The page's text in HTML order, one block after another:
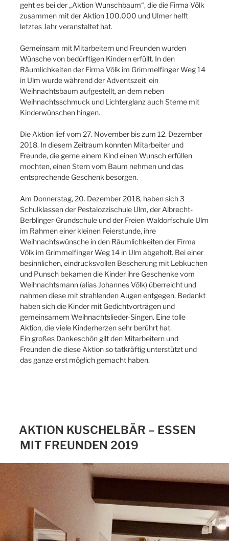
geht es bei der „Aktion Wunschbaum“, die die Firma Völk
zusammen mit der Aktion 100.000 und Ulmer helft
letztes Jahr veranstaltet hat.
Gemeinsam mit Mitarbeitern und Freunden wurden
Wünsche von bedürftigen Kindern erfüllt. In den
Räumlichkeiten der Firma Völk im Grimmelfinger Weg 14
in Ulm wurde während der Adventszeit ein
Weihnachtsbaum aufgestellt, an dem neben
Weihnachtsschmuck und Lichterglanz auch Sterne mit
Kinderwünschen hingen.
Die Aktion lief vom 27. November bis zum 12. Dezember
2018. In diesem Zeitraum konnten Mitarbeiter und
Freunde, die gerne einem Kind einen Wunsch erfüllen
mochten, einen Stern vom Baum nehmen und das
entsprechende Geschenk besorgen.
Am Donnerstag, 20. Dezember 2018, haben sich 3
Schulklassen der Pestalozzischule Ulm, der Albrecht-
Berblinger-Grundschule und der Freien Waldorfschule Ulm
im Rahmen einer kleinen Feierstunde, ihre
Weihnachtswünsche in den Räumlichkeiten der Firma
Völk im Grimmelfinger Weg 14 in Ulm abgeholt. Bei einer
besinnlichen, eindrucksvollen Bescherung mit Lebkuchen
und Punsch bekamen die Kinder ihre Geschenke vom
Weihnachtsmann (alias Johannes Völk) überreicht und
nahmen diese mit strahlenden Augen entgegen. Bedankt
haben sich die Kinder mit Gedichtvorträgen und
gemeinsamem Weihnachtslieder-Singen. Eine tolle
Aktion, die viele Kinderherzen sehr berührt hat.
Ein großes Dankeschön gilt den Mitarbeitern und
Freunden die diese Aktion so tatkräftig unterstützt und
das ganze erst möglich gemacht haben.
AKTION KUSCHELBÄR – ESSEN
MIT FREUNDEN 2019